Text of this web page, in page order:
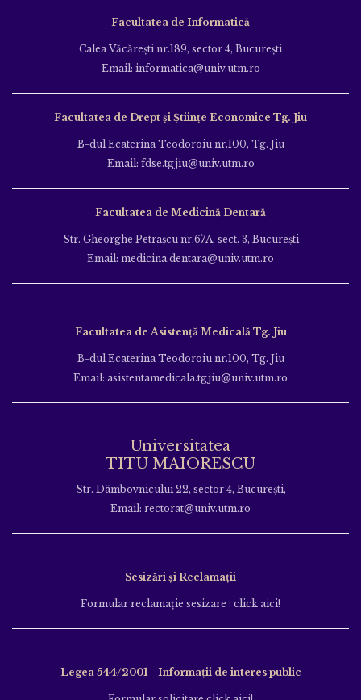
Facultatea de Informatică
Calea Văcăreşti nr.189, sector 4, Bucureşti
Email: informatica@univ.utm.ro
Facultatea de Drept și Științe Economice Tg. Jiu
B-dul Ecaterina Teodoroiu nr.100, Tg. Jiu
Email: fdse.tgjiu@univ.utm.ro
Facultatea de Medicină Dentară
Str. Gheorghe Petraşcu nr.67A, sect. 3, Bucureşti
Email: medicina.dentara@univ.utm.ro
Facultatea de Asistență Medicală Tg. Jiu
B-dul Ecaterina Teodoroiu nr.100, Tg. Jiu
Email: asistentamedicala.tgjiu@univ.utm.ro
Universitatea
TITU MAIORESCU
Str. Dâmbovnicului 22, sector 4, București,
Email: rectorat@univ.utm.ro
Sesizări și Reclamații
Formular reclamație sesizare : click aici!
Legea 544/2001 - Informații de interes public